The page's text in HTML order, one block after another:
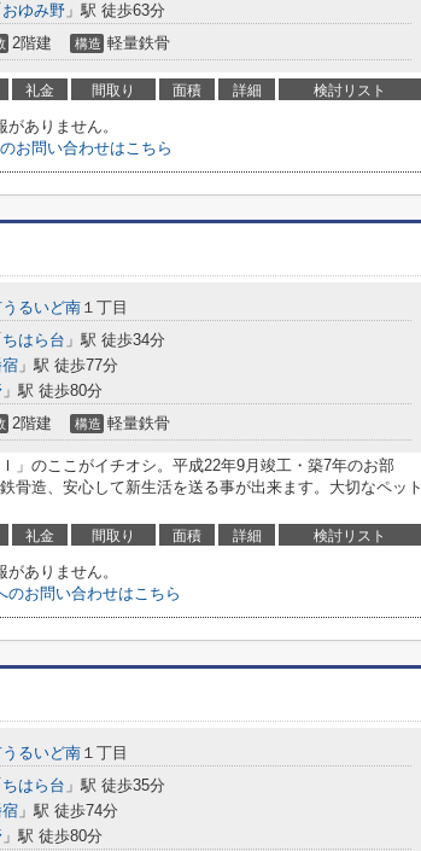
おゆみ野 」駅 徒歩63分
2階建 構造 軽量鉄骨
礼金 間取り 面積 詳細 検討リスト
ありません。
お問い合わせはこちら
うるいど南 １丁目
ちはら台 」駅 徒歩34分
宿 」駅 徒歩77分
」駅 徒歩80分
2階建 構造 軽量鉄骨
Ｉ」のここがイチオシ。平成22年9月竣工・築7年のお部
骨造、安心して新生活を送る事が出来ます。大切なペット
礼金 間取り 面積 詳細 検討リスト
ありません。
のお問い合わせはこちら
うるいど南 １丁目
ちはら台 」駅 徒歩35分
宿 」駅 徒歩74分
」駅 徒歩80分